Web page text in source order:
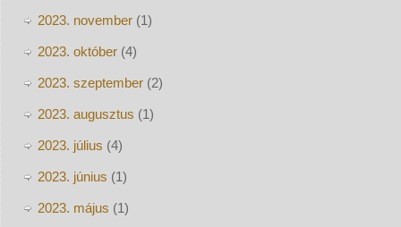
2023. november(1)
2023. október(4)
2023. szeptember(2)
2023. augusztus (1)
2023. július (4)
2023. június (1)
2023. május (1)